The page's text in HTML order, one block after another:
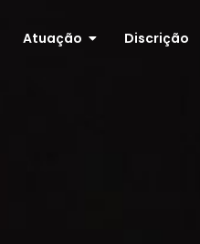
Atuação Discrição